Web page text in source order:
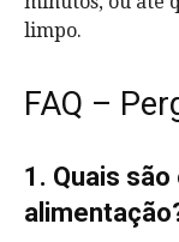
limpo.
FAQ –
1. Quais